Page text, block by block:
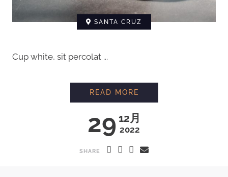
SANTA CRUZ
Cup white, sit percolat ...
29 12月
2022
READ MORE
SHARE